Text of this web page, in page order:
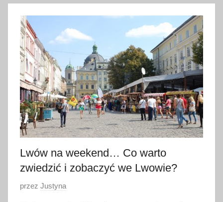
l
i
s
t
o
p
a
d
a
2
0
1Lwów na weekend… Co warto
zwiedzić i zobaczyć we Lwowie?
O
przez Justyna